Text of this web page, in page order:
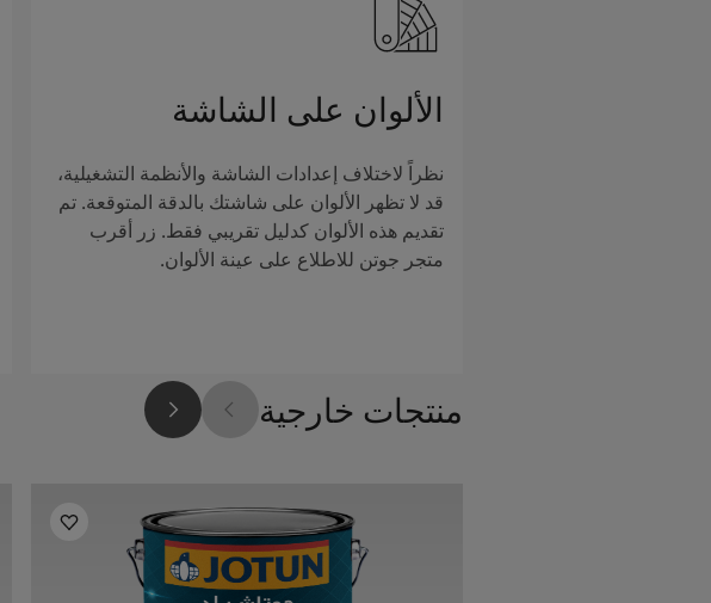
الألوان على الشاشة
نظراً لاختلاف إعدادات الشاشة والأنظمة التشغيلية،
قد لا تظهر الألوان على شاشتك بالدقة المتوقعة. تم
تقديم هذه الألوان كدليل تقريبي فقط. زر أقرب
متجر جوتن للاطلاع على عينة الألوان.
منتجات خارجية